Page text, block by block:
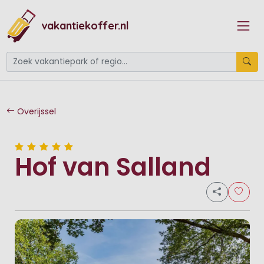
vakantiekoffer.nl
Overijssel
Hof van Salland